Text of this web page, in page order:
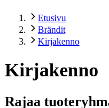
Etusivu
Brändit
Kirjakenno
Kirjakenno
Rajaa